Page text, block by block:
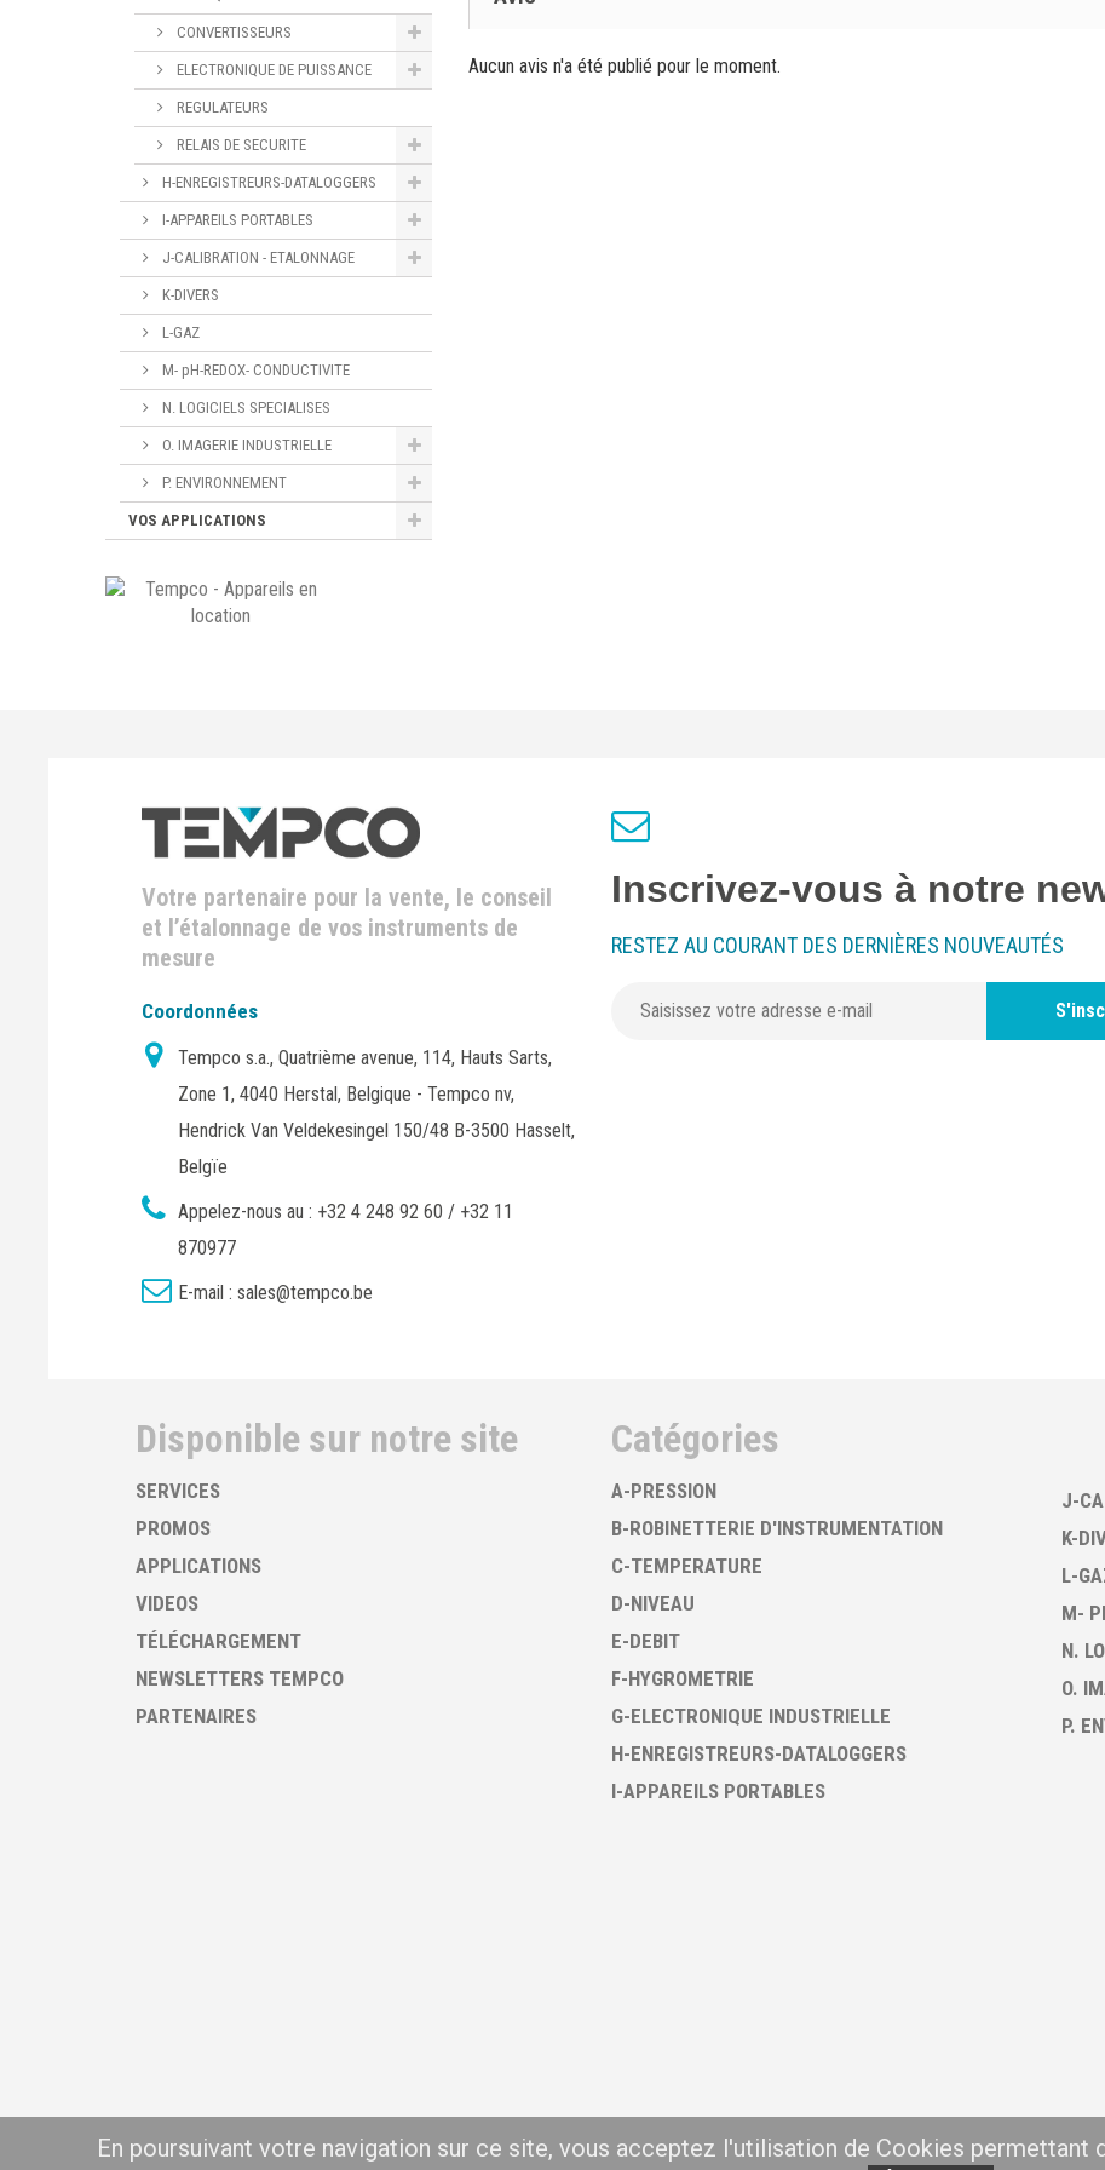
CONVERTISSEURS
ELECTRONIQUE DE PUISSANCE
REGULATEURS
RELAIS DE SECURITE
H-ENREGISTREURS-DATALOGGERS
I-APPAREILS PORTABLES
J-CALIBRATION - ETALONNAGE
K-DIVERS
L-GAZ
M- pH-REDOX- CONDUCTIVITE
N. LOGICIELS SPECIALISES
O. IMAGERIE INDUSTRIELLE
P. ENVIRONNEMENT
VOS APPLICATIONS
Aucun avis n'a été publié pour le moment.
Inscrivez-vous à notre
RESTEZ AU COURANT DES DERNIÈRES NOUVEAUTÉS
Catégories
A-PRESSION
B-ROBINETTERIE D'INSTRUMENTATION
C-TEMPERATURE
D-NIVEAU
E-DEBIT
F-HYGROMETRIE
G-ELECTRONIQUE INDUSTRIELLE
H-ENREGISTREURS-DATALOGGERS
I-APPAREILS PORTABLES
J-
K-
L-
M-
N.
O.
P.
Votre partenaire pour la vente, le conseil
et l’étalonnage de vos instruments de
mesure
Coordonnées
Tempco s.a., Quatrième avenue, 114, Hauts Sarts,
Zone 1, 4040 Herstal, Belgique - Tempco nv,
Hendrick Van Veldekesingel 150/48 B-3500 Hasselt,
Belgïe
Appelez-nous au : +32 4 248 92 60 / +32 11
870977
E-mail : sales@tempco.be
Disponible sur notre site
SERVICES
PROMOS
APPLICATIONS
VIDEOS
TÉLÉCHARGEMENT
NEWSLETTERS TEMPCO
PARTENAIRES
En poursuivant votre navigation sur ce site, vous acceptez l'utilisation de Cookies permettant